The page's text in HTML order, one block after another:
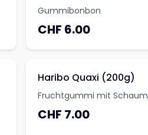
Gummibonbon
CHF 6.00
Haribo Quaxi (200g)
Fruchtgummi mit
CHF 7.00